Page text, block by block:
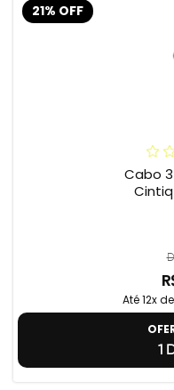
21% OFF
Cabo
Cintiq
Até 12x de
1